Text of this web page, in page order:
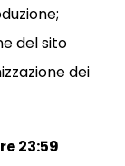
del sito
dei
23:59